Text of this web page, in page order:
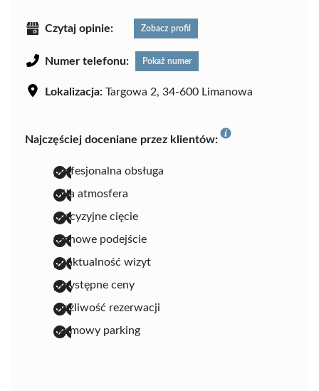
Czytaj opinie: Zobacz profil
Numer telefonu: Pokaż numer
Lokalizacja: Targowa 2, 34-600 Limanowa
Najczęściej doceniane przez klientów:
profesjonalna obsługa
miła atmosfera
precyzyjne cięcie
fachowe podejście
punktualność wizyt
przystępne ceny
możliwość rezerwacji
darmowy parking